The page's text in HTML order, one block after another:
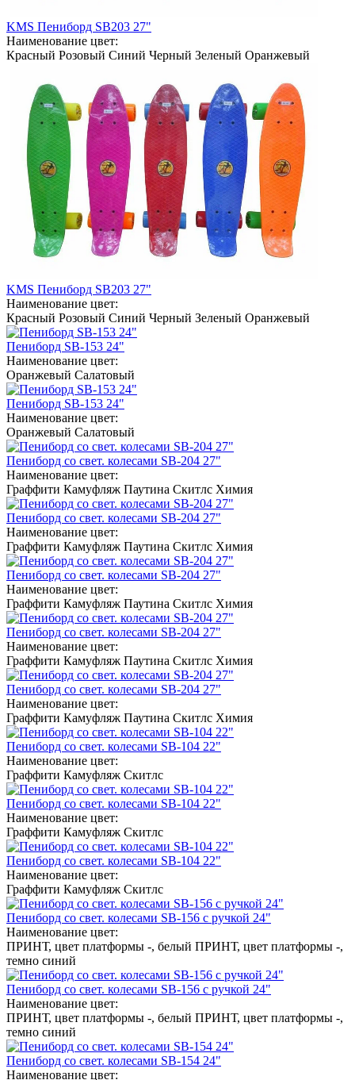
KMS Пениборд SB203 27"
Наименование цвет:
Красный Розовый Синий Черный Зеленый Оранжевый
KMS Пениборд SB203 27"
Наименование цвет:
Красный Розовый Синий Черный Зеленый Оранжевый
Пениборд SB-153 24"
Наименование цвет:
Оранжевый Салатовый
Пениборд SB-153 24"
Наименование цвет:
Оранжевый Салатовый
Пениборд со свет. колесами SB-204 27"
Наименование цвет:
Граффити Камуфляж Паутина Скитлс Химия
Пениборд со свет. колесами SB-204 27"
Наименование цвет:
Граффити Камуфляж Паутина Скитлс Химия
Пениборд со свет. колесами SB-204 27"
Наименование цвет:
Граффити Камуфляж Паутина Скитлс Химия
Пениборд со свет. колесами SB-204 27"
Наименование цвет:
Граффити Камуфляж Паутина Скитлс Химия
Пениборд со свет. колесами SB-204 27"
Наименование цвет:
Граффити Камуфляж Паутина Скитлс Химия
Пениборд со свет. колесами SB-104 22"
Наименование цвет:
Граффити Камуфляж Скитлс
Пениборд со свет. колесами SB-104 22"
Наименование цвет:
Граффити Камуфляж Скитлс
Пениборд со свет. колесами SB-104 22"
Наименование цвет:
Граффити Камуфляж Скитлс
Пениборд со свет. колесами SB-156 с ручкой 24"
Наименование цвет:
ПРИНТ, цвет платформы -, белый ПРИНТ, цвет платформы -,
темно синий
Пениборд со свет. колесами SB-156 с ручкой 24"
Наименование цвет:
ПРИНТ, цвет платформы -, белый ПРИНТ, цвет платформы -,
темно синий
Пениборд со свет. колесами SB-154 24"
Наименование цвет: